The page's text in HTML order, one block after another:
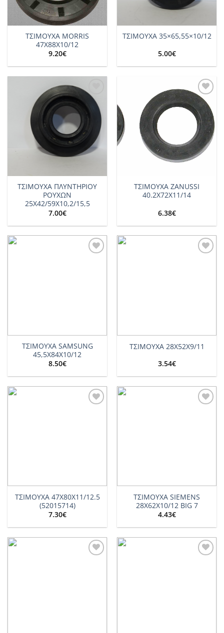
ΤΣΙΜΟΥΧΑ MORRIS
47X88X10/12
9.20€
ΤΣΙΜΟΥΧΑ 35×65,55×10/12
5.00€
Add to
wishlist
ΤΣΙΜΟΥΧΑ ΠΛΥΝΤΗΡΙΟΥ
ΡΟΥΧΩΝ
25X42/59X10,2/15,5
7.00€
Add to
wishlist
ΤΣΙΜΟΥΧΑ ZANUSSI
40.2Χ72Χ11/14
6.38€
ΤΣΙΜΟΥΧΑ SAMSUNG
45,5Χ84Χ10/12
8.50€
ΤΣΙΜΟΥΧΑ 28X52X9/11
3.54€
ΤΣΙΜΟΥΧΑ 47Χ80Χ11/12.5
(52015714)
7.30€
ΤΣΙΜΟΥΧΑ SIEMENS
28X62X10/12 BIG 7
4.43€